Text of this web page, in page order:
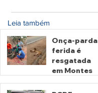
Leia também
Onça-parda
ferida é
resgatada
em Montes
Goiás